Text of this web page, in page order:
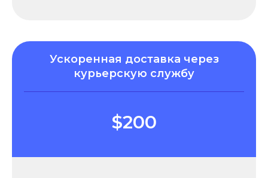
Ускоренная доставка через
курьерскую службу
$200